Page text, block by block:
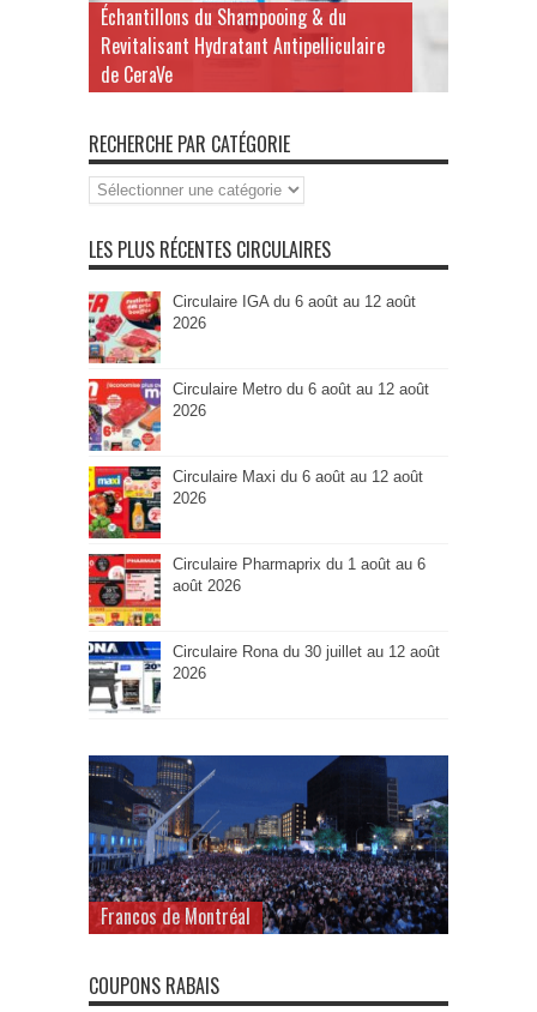
Échantillons du Shampooing & du
Revitalisant Hydratant Antipelliculaire
de CeraVe
RECHERCHE PAR CATÉGORIE
Recherche
par
LES PLUS RÉCENTES CIRCULAIRES
Circulaire IGA du 6 août au 12 août
2026
Circulaire Metro du 6 août au 12 août
2026
Circulaire Maxi du 6 août au 12 août
2026
Circulaire Pharmaprix du 1 août au 6
août 2026
Circulaire Rona du 30 juillet au 12 août
2026
Francos de Montréal
COUPONS RABAIS